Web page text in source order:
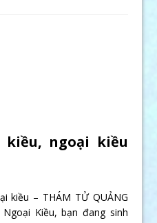
kiều, ngoại kiều
kiều – THÁM TỬ QUẢNG
Kiều, bạn đang sinh